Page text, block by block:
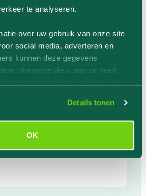
te analyseren.
over uw gebruik van onze site
social media, adverteren en
kunnen deze gegevens
informatie die u aan ze heeft
Details tonen
OK
Jungle Culture
door